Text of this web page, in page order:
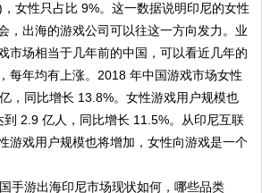
女性只占比 9%。这一数据说明印尼的女性
，出海的游戏公司可以往这一方向发力。业
市场相当于几年前的中国，可以看近几年的
每年均有上涨。2018 年中国游戏市场女性
，同比增长 13.8%。女性游戏用户规模也
2.9 亿人，同比增长 11.5%。从印尼互联
游戏用户规模也将增加，女性向游戏是一个